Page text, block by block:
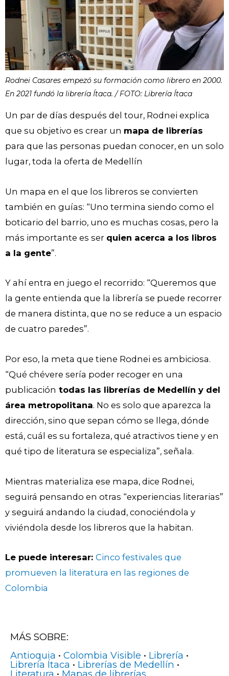
Rodnei Casares empezó su formación como librero en 2000.
En 2021 fundó la librería Ítaca. / FOTO: Librería Ítaca
Un par de días después del tour, Rodnei explica
que su objetivo es crear un mapa de librerías
para que las personas puedan conocer, en un solo
lugar, toda la oferta de Medellín
Un mapa en el que los libreros se convierten
también en guías: “Uno termina siendo como el
boticario del barrio, uno es muchas cosas, pero la
más importante es ser quien acerca a los libros
a la gente”.
Y ahí entra en juego el recorrido: “Queremos que
la gente entienda que la librería se puede recorrer
de manera distinta, que no se reduce a un espacio
de cuatro paredes”.
Por eso, la meta que tiene Rodnei es ambiciosa.
“Qué chévere sería poder recoger en una
publicación todas las librerías de Medellín y del
área metropolitana. No es solo que aparezca la
dirección, sino que sepan cómo se llega, dónde
está, cuál es su fortaleza, qué atractivos tiene y en
qué tipo de literatura se especializa”, señala.
Mientras materializa ese mapa, dice Rodnei,
seguirá pensando en otras “experiencias literarias”
y seguirá andando la ciudad, conociéndola y
viviéndola desde los libreros que la habitan.
Le puede interesar: Cinco festivales que
promueven la literatura en las regiones de
Colombia
MÁS SOBRE:
Antioquia • Colombia Visible • Librería •
Librería Ítaca • Librerías de Medellín •